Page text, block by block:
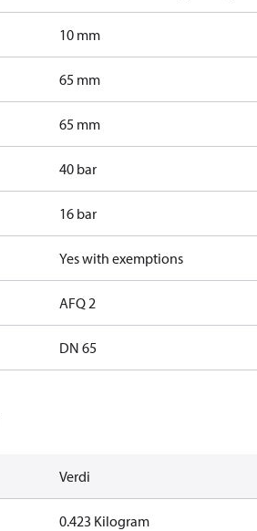
10 mm
65 mm
65 mm
40 bar
16 bar
Yes with exemptions
AFQ 2
DN 65
Verdi
0.423 Kilogram